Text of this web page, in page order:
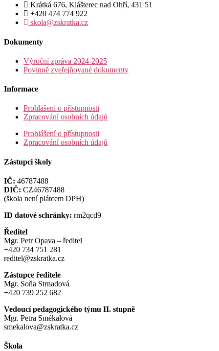
Krátká 676, Klášterec nad Ohří, 431 51
+420 474 774 922
skola@zskratka.cz
Dokumenty
Výroční zpráva 2024-2025
Povinně zveřejňované dokumenty
Informace
Prohlášení o přístupnosti
Zpracování osobních údajů
Prohlášení o přístupnosti
Zpracování osobních údajů
Zástupci školy
IČ: 46787488
DIČ: CZ46787488
(škola není plátcem DPH)
ID datové schránky: rm2qcd9
Ředitel
Mgr. Petr Opava – ředitel
+420 734 751 281
reditel@zskratka.cz
Zástupce ředitele
Mgr. Soňa Strnadová
+420 739 252 682
Vedoucí pedagogického týmu II. stupně
Mgr. Petra Smékalová
smekalova@zskratka.cz
Škola